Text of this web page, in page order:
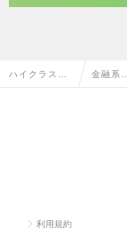
ハイクラス求 金融系専
利用規約